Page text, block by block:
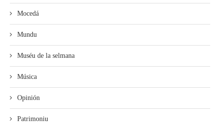
Mocedá
Mundu
Muséu de la selmana
Música
Opinión
Patrimoniu